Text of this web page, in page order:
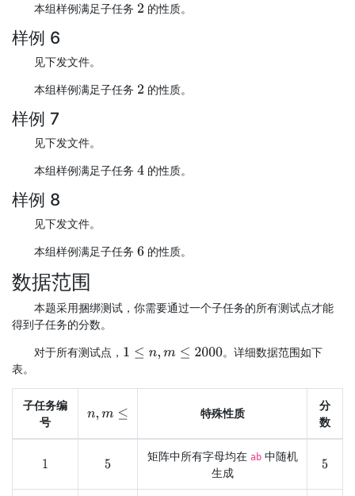
本组样例满足子任务 2 的性质。
样例 6
见下发文件。
本组样例满足子任务 2 的性质。
样例 7
见下发文件。
本组样例满足子任务 4的性质。
样例 8
见下发文件。
本组样例满足子任务 6的性质。
数据范围
本题采用捆绑测试，你需要通过一个子任务的所有测试点才能
得到子任务的分数。
对于所有测试点， 1≤n, m≤ 2000
。详细数据范围如下
表。
子任务编
号
n,m≤ 特殊性质
分
数
1 5
矩阵中所有字母均在 ab中随机
生成
5